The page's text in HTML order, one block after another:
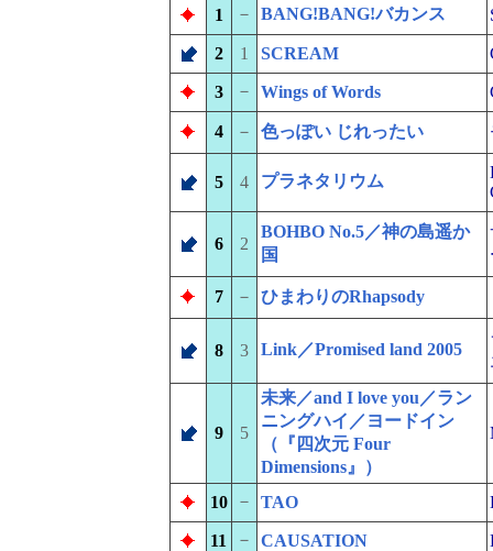
1 － BANG!BANG!バカンス
2 1 SCREAM
3 － Wings of Words
4 － 色っぽい じれったい
5 4 プラネタリウム
6 2
BOHBO No.5／神の島遥か
国
7 － ひまわりのRhapsody
8 3 Link／Promised land 2005
9 5
未来／and I love you／ラン
ニングハイ／ヨードイン
（『四次元 Four
Dimensions』）
10 － TAO
11 － CAUSATION